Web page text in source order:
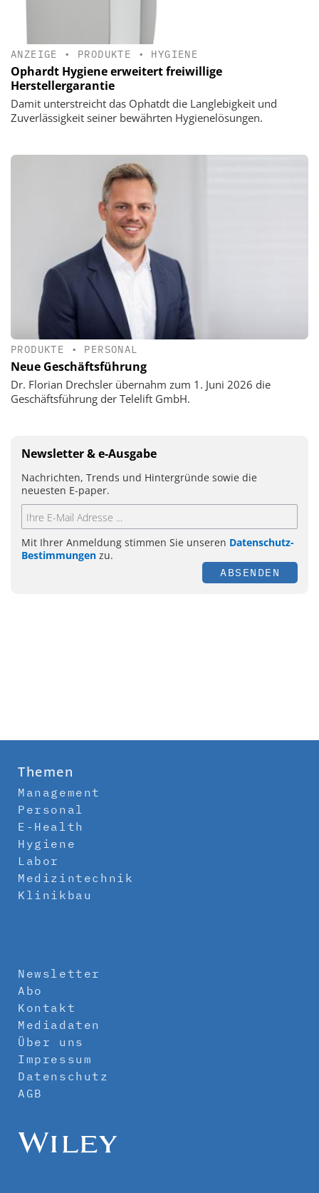
ANZEIGE • PRODUKTE • HYGIENE
Ophardt Hygiene erweitert freiwillige
Herstellergarantie
Damit unterstreicht das Ophatdt die Langlebigkeit und
Zuverlässigkeit seiner bewährten Hygienelösungen.
PRODUKTE • PERSONAL
Neue Geschäftsführung
Dr. Florian Drechsler übernahm zum 1. Juni 2026 die
Geschäftsführung der Telelift GmbH.
Newsletter & e-Ausgabe
Nachrichten, Trends und Hintergründe sowie die
neuesten E-paper.
Mit Ihrer Anmeldung stimmen Sie unseren Datenschutz-
Bestimmungen zu.
ABSENDEN
Themen
Management
Personal
E-Health
Hygiene
Labor
Medizintechnik
Klinikbau
Newsletter
Abo
Kontakt
Mediadaten
Über uns
Impressum
Datenschutz
AGB